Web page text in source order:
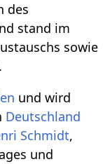
des
stand im
sowie
und wird
Deutschland
Schmidt,
und